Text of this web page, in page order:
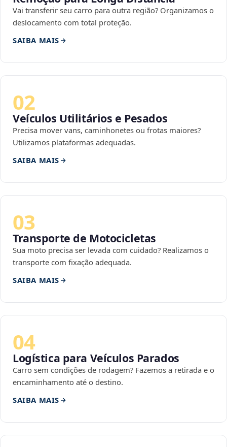
Vai transferir seu carro para outra região? Organizamos o
deslocamento com total proteção.
SAIBA MAIS
02
Veículos Utilitários e Pesados
Precisa mover vans, caminhonetes ou frotas maiores?
Utilizamos plataformas adequadas.
SAIBA MAIS
03
Transporte de Motocicletas
Sua moto precisa ser levada com cuidado? Realizamos o
transporte com fixação adequada.
SAIBA MAIS
04
Logística para Veículos Parados
Carro sem condições de rodagem? Fazemos a retirada e o
encaminhamento até o destino.
SAIBA MAIS